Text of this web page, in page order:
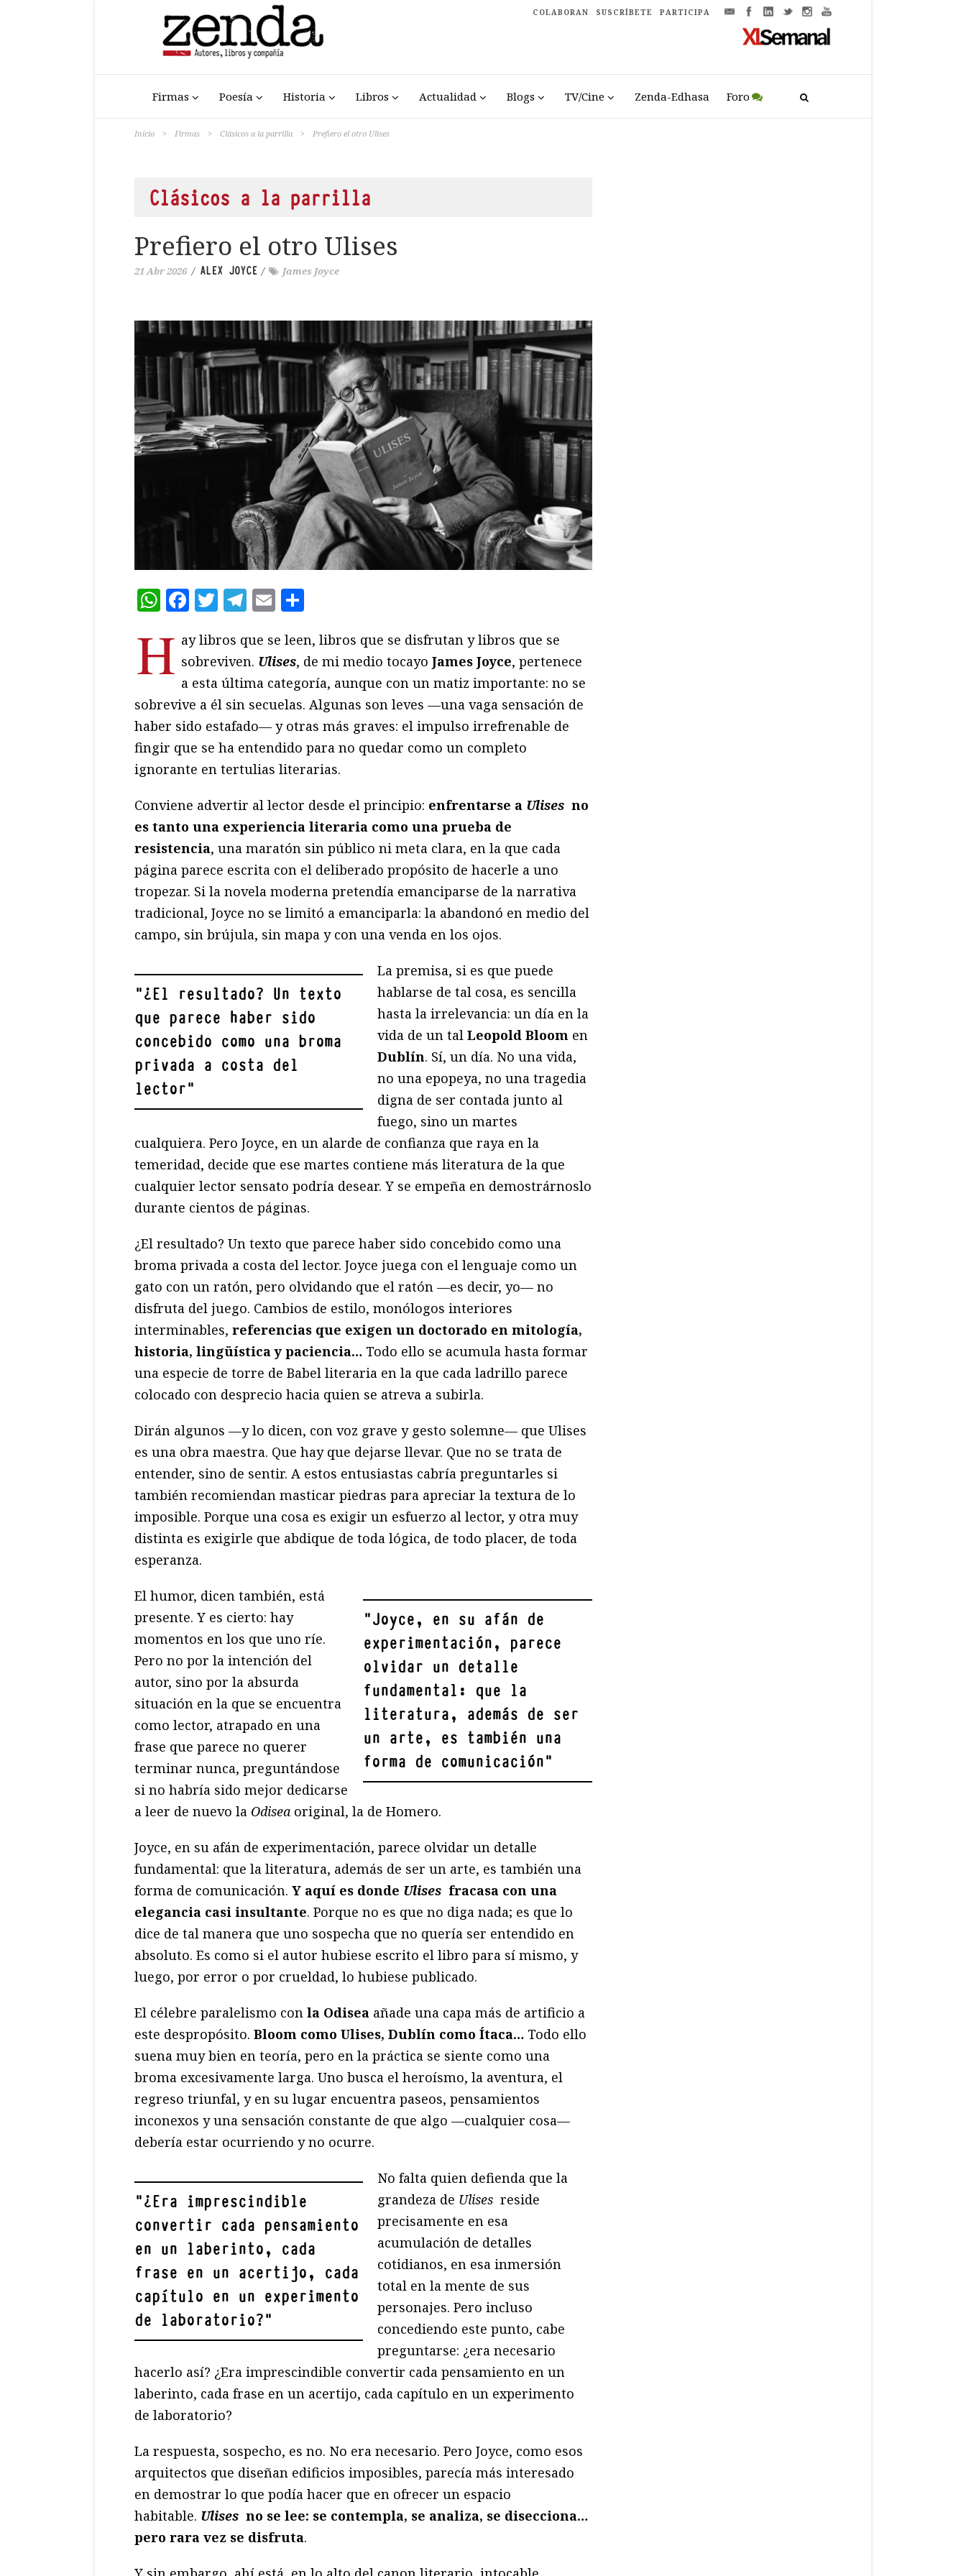
COLABORAN SUSCRÍBETE PARTICIPA
Firmas Poesía Historia Libros Actualidad Blogs TV/Cine Zenda-Edhasa Foro
Inicio > Firmas > Clásicos a la parrilla > Prefiero el otro Ulises
Clásicos a la parrilla
Prefiero el otro Ulises
21 Abr 2026 / ALEX JOYCE / James Joyce
WhatsApp
Facebook
Twitter
Telegram
Email
H ay libros que se leen, libros que se disfrutan y libros que se
sobreviven. Ulises, de mi medio tocayo James Joyce, pertenece
a esta última categoría, aunque con un matiz importante: no se
sobrevive a él sin secuelas. Algunas son leves —una vaga sensación de
haber sido estafado— y otras más graves: el impulso irrefrenable de
fingir que se ha entendido para no quedar como un completo
ignorante en tertulias literarias.
Conviene advertir al lector desde el principio: enfrentarse a Ulises no
es tanto una experiencia literaria como una prueba de
resistencia, una maratón sin público ni meta clara, en la que cada
página parece escrita con el deliberado propósito de hacerle a uno
tropezar. Si la novela moderna pretendía emanciparse de la narrativa
tradicional, Joyce no se limitó a emanciparla: la abandonó en medio del
campo, sin brújula, sin mapa y con una venda en los ojos.
"¿El resultado? Un texto
que parece haber sido
concebido como una broma
privada a costa del
lector"
La premisa, si es que puede
hablarse de tal cosa, es sencilla
hasta la irrelevancia: un día en la
vida de un talLeopold Bloom en
Dublín. Sí, un día. No una vida,
no una epopeya, no una tragedia
digna de ser contada junto al
fuego, sino un martes
cualquiera. Pero Joyce, en un alarde de confianza que raya en la
temeridad, decide que ese martes contiene más literatura de la que
cualquier lector sensato podría desear. Y se empeña en demostrárnoslo
durante cientos de páginas.
¿El resultado? Un texto que parece haber sido concebido como una
broma privada a costa del lector. Joyce juega con el lenguaje como un
gato con un ratón, pero olvidando que el ratón —es decir, yo— no
disfruta del juego. Cambios de estilo, monólogos interiores
interminables, referencias que exigen un doctorado en mitología,
historia, lingüística y paciencia… Todo ello se acumula hasta formar
una especie de torre de Babel literaria en la que cada ladrillo parece
colocado con desprecio hacia quien se atreva a subirla.
Dirán algunos —y lo dicen, con voz grave y gesto solemne— que Ulises
es una obra maestra. Que hay que dejarse llevar. Que no se trata de
entender, sino de sentir. A estos entusiastas cabría preguntarles si
también recomiendan masticar piedras para apreciar la textura de lo
imposible. Porque una cosa es exigir un esfuerzo al lector, y otra muy
distinta es exigirle que abdique de toda lógica, de todo placer, de toda
esperanza.
"Joyce, en su afán de
experimentación, parece
olvidar un detalle
fundamental: que la
literatura, además de ser
un arte, es también una
forma de comunicación"
El humor, dicen también, está
presente. Y es cierto: hay
momentos en los que uno ríe.
Pero no por la intención del
autor, sino por la absurda
situación en la que se encuentra
como lector, atrapado en una
frase que parece no querer
terminar nunca, preguntándose
si no habría sido mejor dedicarse
a leer de nuevo la Odisea original, la de Homero.
Joyce, en su afán de experimentación, parece olvidar un detalle
fundamental: que la literatura, además de ser un arte, es también una
forma de comunicación. Y aquí es donde Ulises fracasa con una
elegancia casi insultante. Porque no es que no diga nada; es que lo
dice de tal manera que uno sospecha que no quería ser entendido en
absoluto. Es como si el autor hubiese escrito el libro para sí mismo, y
luego, por error o por crueldad, lo hubiese publicado.
El célebre paralelismo con la Odisea añade una capa más de artificio a
este despropósito. Bloom como Ulises, Dublín como Ítaca… Todo ello
suena muy bien en teoría, pero en la práctica se siente como una
broma excesivamente larga. Uno busca el heroísmo, la aventura, el
regreso triunfal, y en su lugar encuentra paseos, pensamientos
inconexos y una sensación constante de que algo —cualquier cosa—
debería estar ocurriendo y no ocurre.
"¿Era imprescindible
convertir cada pensamiento
en un laberinto, cada
frase en un acertijo, cada
capítulo en un experimento
de laboratorio?"
No falta quien defienda que la
grandeza de Ulises reside
precisamente en esa
acumulación de detalles
cotidianos, en esa inmersión
total en la mente de sus
personajes. Pero incluso
concediendo este punto, cabe
preguntarse: ¿era necesario
hacerlo así? ¿Era imprescindible convertir cada pensamiento en un
laberinto, cada frase en un acertijo, cada capítulo en un experimento
de laboratorio?
La respuesta, sospecho, es no. No era necesario. Pero Joyce, como esos
arquitectos que diseñan edificios imposibles, parecía más interesado
en demostrar lo que podía hacer que en ofrecer un espacio
habitable. Ulises no se lee: se contempla, se analiza, se disecciona…
pero rara vez se disfruta.